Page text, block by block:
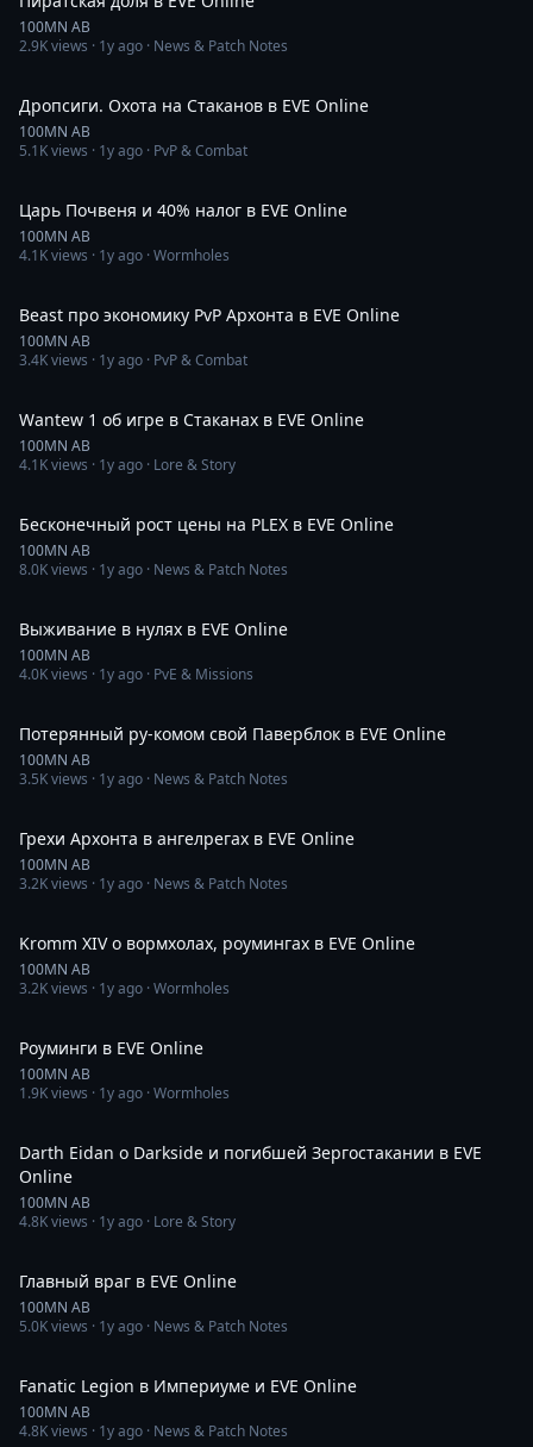
100MN AB
2.9Kviews · 1y ago · News & Patch Notes
Дропсиги. Охота на Стаканов в EVE Online
100MN AB
5.1Kviews · 1y ago · PvP & Combat
Царь Почвеня и 40% налог в EVE Online
100MN AB
4.1Kviews · 1y ago · Wormholes
Beast про экономику PvP Архонта в EVE Online
100MN AB
3.4Kviews · 1y ago · PvP & Combat
Wantew 1 об игре в Стаканах в EVE Online
100MN AB
4.1Kviews · 1y ago · Lore & Story
Бесконечный рост цены на PLEX в EVE Online
100MN AB
8.0Kviews · 1y ago · News & Patch Notes
Выживание в нулях в EVE Online
100MN AB
4.0Kviews · 1y ago · PvE & Missions
Потерянный ру-комом свой Паверблок в EVE Online
100MN AB
3.5Kviews · 1y ago · News & Patch Notes
Грехи Архонта в ангелрегах в EVE Online
100MN AB
3.2Kviews · 1y ago · News & Patch Notes
Kromm XIV о вормхолах, роумингах в EVE Online
100MN AB
3.2Kviews · 1y ago · Wormholes
Роуминги в EVE Online
100MN AB
1.9Kviews · 1y ago · Wormholes
Darth Eidan о Darkside и погибшей Зергостакании в EVE
Online
100MN AB
4.8Kviews · 1y ago · Lore & Story
Главный враг в EVE Online
100MN AB
5.0Kviews · 1y ago · News & Patch Notes
Fanatic Legion в Империуме и EVE Online
100MN AB
4.8Kviews · 1y ago · News & Patch Notes